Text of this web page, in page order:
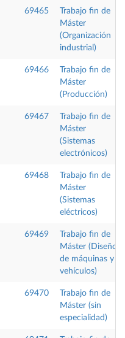
69465
Trabajo fin de
Máster
(Organización
industrial)
69466
Trabajo fin de
Máster
(Producción)
69467
Trabajo fin de
Máster
(Sistemas
electrónicos)
69468
Trabajo fin de
Máster
(Sistemas
eléctricos)
69469
Trabajo fin de
Máster (Diseño
de máquinas y
vehículos)
69470
Trabajo fin de
Máster (sin
especialidad)